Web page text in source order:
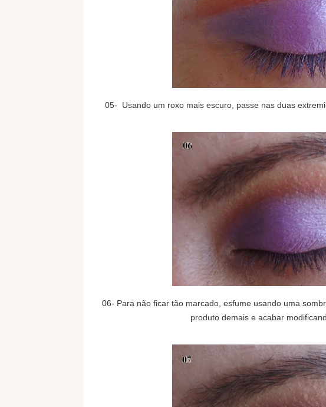
05- Usando um roxo mais escuro, passe nas duas
06- Para não ficar tão marcado, esfume usando uma
produto demais e acabar